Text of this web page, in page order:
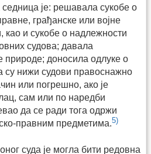
је: решавала сукобе о
грађанске или војне
као и сукобе о надлежности
судова; давала
доносила одлуке о
су нижи судови правоснажно
или погрешно, ако је
сам или по наредби
да се ради тога одржи
правним предметима.5)
суда је могла бити редовна